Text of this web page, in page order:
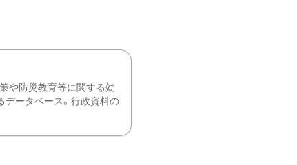
や防災教育等に関する効
データベース。行政資料の